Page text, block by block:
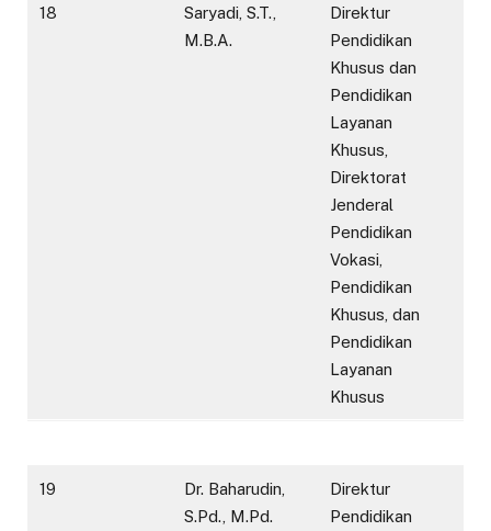
18
Saryadi, S.T.,
M.B.A.
Direktur
Pendidikan
Khusus dan
Pendidikan
Layanan
Khusus,
Direktorat
Jenderal
Pendidikan
Vokasi,
Pendidikan
Khusus, dan
Pendidikan
Layanan
Khusus
19
Dr. Baharudin,
S.Pd., M.Pd.
Direktur
Pendidikan